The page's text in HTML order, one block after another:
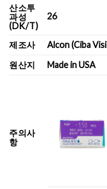
산소투
과성
(DK/T)
26
제조사
Alcon (Ciba
원산지
Made in USA
주의사
항